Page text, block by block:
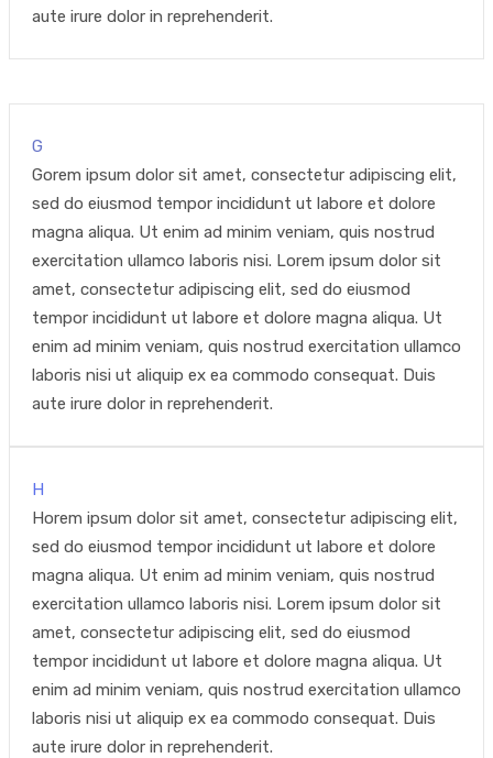
aute irure dolor in reprehenderit.
G
Gorem ipsum dolor sit amet, consectetur adipiscing elit,
sed do eiusmod tempor incididunt ut labore et dolore
magna aliqua. Ut enim ad minim veniam, quis nostrud
exercitation ullamco laboris nisi. Lorem ipsum dolor sit
amet, consectetur adipiscing elit, sed do eiusmod
tempor incididunt ut labore et dolore magna aliqua. Ut
enim ad minim veniam, quis nostrud exercitation ullamco
laboris nisi ut aliquip ex ea commodo consequat. Duis
aute irure dolor in reprehenderit.
H
Horem ipsum dolor sit amet, consectetur adipiscing elit,
sed do eiusmod tempor incididunt ut labore et dolore
magna aliqua. Ut enim ad minim veniam, quis nostrud
exercitation ullamco laboris nisi. Lorem ipsum dolor sit
amet, consectetur adipiscing elit, sed do eiusmod
tempor incididunt ut labore et dolore magna aliqua. Ut
enim ad minim veniam, quis nostrud exercitation ullamco
laboris nisi ut aliquip ex ea commodo consequat. Duis
aute irure dolor in reprehenderit.